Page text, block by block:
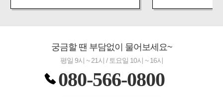
궁금할 땐 부담없이 물어보세요~
평일 9시 ~ 21시 / 토요일 10시 ~ 16시
080-566-0800